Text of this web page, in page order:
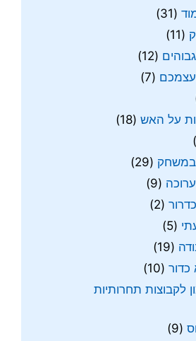
(31)
(11)
(12)
(7)
על האש (18)
במשחק (29)
(9)
(2)
(5)
(19)
כדור (10)
לקבוצות תחרותיות
(9)